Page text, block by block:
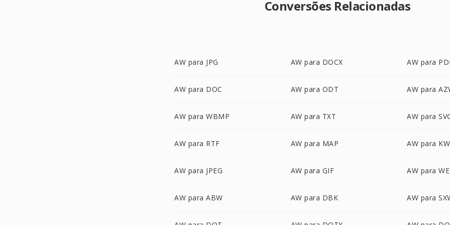
Conversões Relacionadas
AW para JPG AW para DOCX AW para
AW para DOC AW para ODT AW para
AW para WBMP AW para TXT AW para
AW para RTF AW para MAP AW para
AW para JPEG AW para GIF AW para
AW para ABW AW para DBK AW para